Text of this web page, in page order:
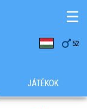
 52
☰
JÁTÉKOK